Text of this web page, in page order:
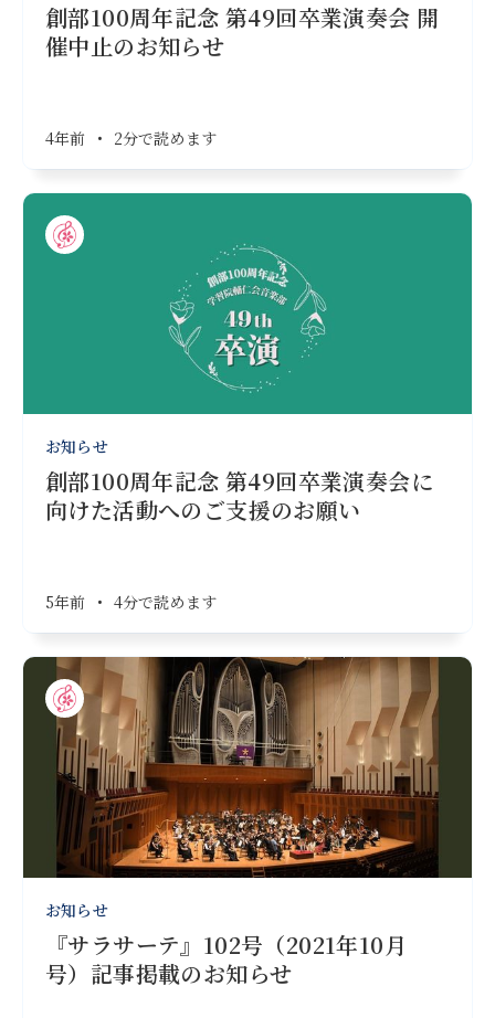
創部100周年記念 第49回卒業演奏会 開
催中止のお知らせ
4年前 • 2分で読めます
お知らせ
創部100周年記念 第49回卒業演奏会に
向けた活動へのご支援のお願い
5年前 • 4分で読めます
お知らせ
『サラサーテ』102号（2021年10月
号）記事掲載のお知らせ